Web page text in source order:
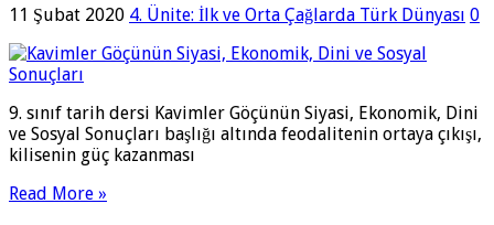
11 Şubat 2020 4. Ünite: İlk ve Orta Çağlarda Türk Dünyası 0
9. sınıf tarih dersi Kavimler Göçünün Siyasi, Ekonomik, Dini
ve Sosyal Sonuçları başlığı altında feodalitenin ortaya çıkışı,
kilisenin güç kazanması
Read More »